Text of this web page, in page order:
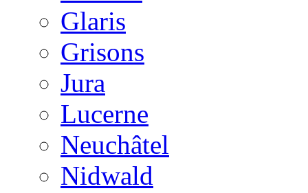
Glaris
Grisons
Jura
Lucerne
Neuchâtel
Nidwald